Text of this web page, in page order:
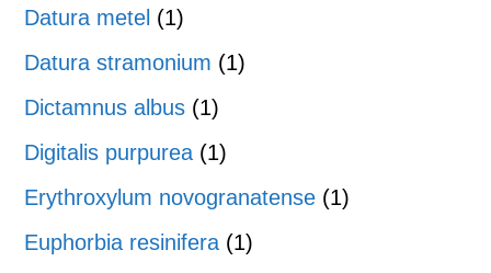
Datura metel (1)
Datura stramonium (1)
Dictamnus albus (1)
Digitalis purpurea (1)
Erythroxylum novogranatense (1)
Euphorbia resinifera (1)